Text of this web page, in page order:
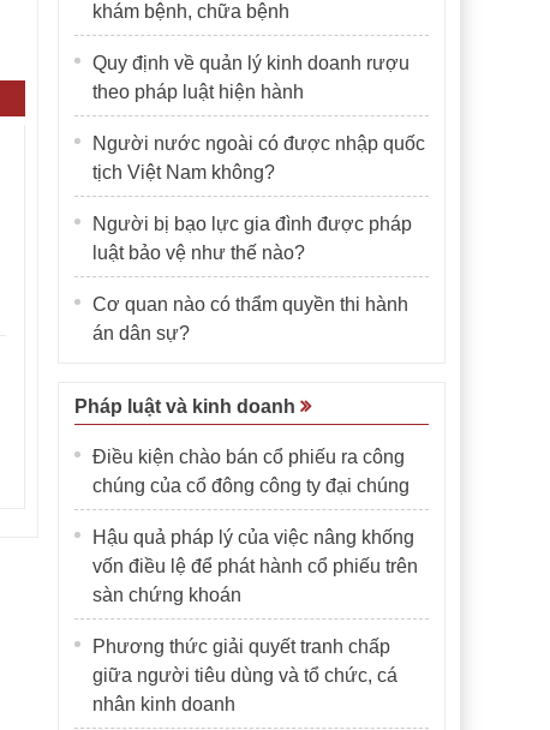
khám bệnh, chữa bệnh
Quy định về quản lý kinh doanh rượu
theo pháp luật hiện hành
Người nước ngoài có được nhập quốc
tịch Việt Nam không?
Người bị bạo lực gia đình được pháp
luật bảo vệ như thế nào?
Cơ quan nào có thẩm quyền thi hành
án dân sự?
Pháp luật và kinh doanh
Điều kiện chào bán cổ phiếu ra công
chúng của cổ đông công ty đại chúng
Hậu quả pháp lý của việc nâng khống
vốn điều lệ để phát hành cổ phiếu trên
sàn chứng khoán
Phương thức giải quyết tranh chấp
giữa người tiêu dùng và tổ chức, cá
nhân kinh doanh